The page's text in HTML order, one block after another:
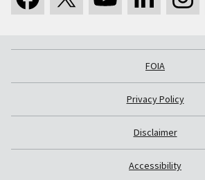
FOIA
Privacy Policy
Disclaimer
Accessibility